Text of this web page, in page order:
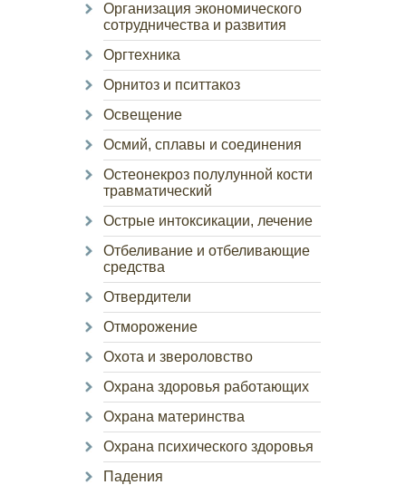
Организация экономического
сотрудничества и развития
Оргтехника
Орнитоз и пситтакоз
Освещение
Осмий, сплавы и соединения
Остеонекроз полулунной кости
травматический
Острые интоксикации, лечение
Отбеливание и отбеливающие
средства
Отвердители
Отморожение
Охота и звероловство
Охрана здоровья работающих
Охрана материнства
Охрана психического здоровья
Падения